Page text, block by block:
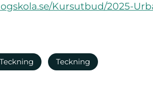
Kursutbud/2025-
Teckning